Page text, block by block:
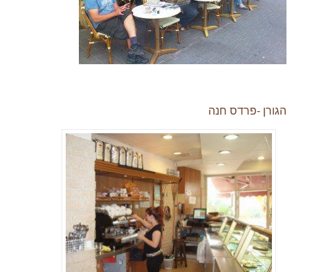
הגורן -פרדס חנה